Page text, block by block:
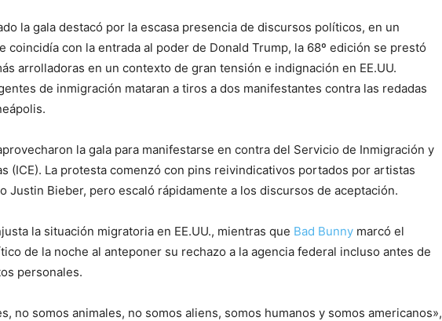
la gala destacó por la escasa presencia de discursos políticos, en un
coincidía con la entrada al poder de Donald Trump, la 68º edición se prestó
arrolladoras en un contexto de gran tensión e indignación en EE.UU.
de inmigración mataran a tiros a dos manifestantes contra las redadas
la gala para manifestarse en contra del Servicio de Inmigración y
(ICE). La protesta comenzó con pins reivindicativos portados por artistas
Justin Bieber, pero escaló rápidamente a los discursos de aceptación.
la situación migratoria en EE.UU., mientras que Bad Bunny marcó el
de la noche al anteponer su rechazo a la agencia federal incluso antes de
personales.
no somos animales, no somos aliens, somos humanos y somos americanos»,